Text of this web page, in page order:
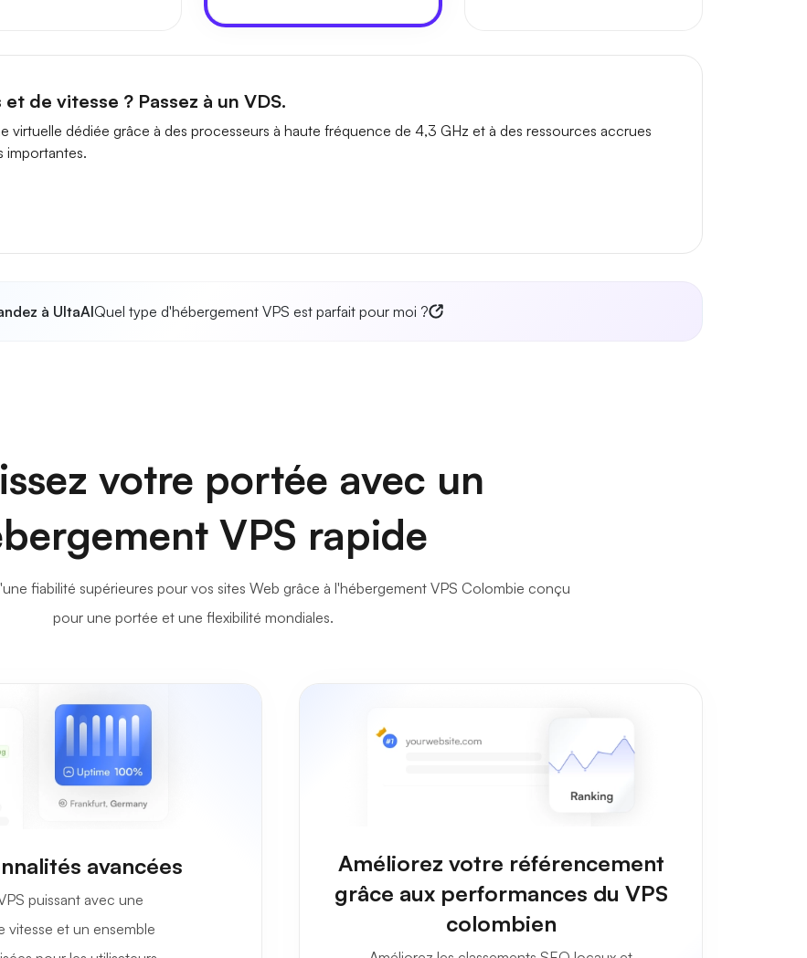
de vitesse ? Passez à un VDS.
virtuelle dédiée grâce à des processeurs à haute fréquence de 4,3 GHz et à des ressources accrues
importantes.
à UltaAIQuel type d'hébergement VPS est parfait pour moi ?
votre portée avec un
VPS rapide
fiabilité supérieures pour vos sites Web grâce à l'hébergement VPS Colombie conçu
pour une portée et une flexibilité mondiales.
avancées
puissant avec une
vitesse et un ensemble
Améliorez votre référencement
grâce aux performances du VPS
colombien